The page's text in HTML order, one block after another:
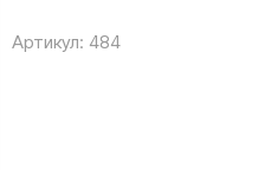
Артикул: 484